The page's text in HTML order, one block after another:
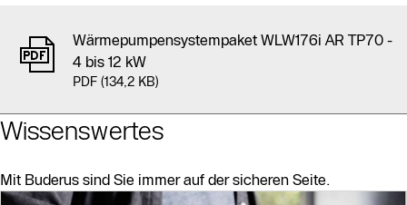
Wärmepumpensystempaket WLW176i AR TP70 -
4 bis 12 kW
PDF (134,2 KB)
Wissenswertes
Mit Buderus sind Sie immer auf der sicheren Seite.